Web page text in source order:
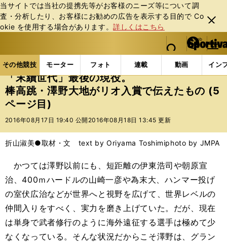
当サイトでは当社の提携先等がお客様のニーズ等について調
査・分析したり、お客様にお勧めの広告を表⽰する⽬的で Co
okie を使⽤する場合があります。詳しくはこちら
閉じ
る
web Sportiva (webスポルティーバ)
検索
マイペ
ー
ジ
メニュ
その他競技 モーター フォト 連載 動画 イン
ス
ポ
ル
テ
ー
バ
その他競技の記事一覧 陸上 「末續世代」最後の現
「末續世代」最後の現役。
棒高跳・澤野大地がリオ入賞で伝えたもの (5
ページ目)
2016年08月17日 19:40 公開 2016年08月18日 13:45 更新
折山淑美●取材・文 text by Oriyama Toshimiphoto by JMPA
かつては澤野以前にも、短距離の伊東浩司や朝原宣
治、400ｍハードルの山崎一彦や為末大、ハンマー投げ
の室伏広治などが世界へと視野を広げて、世界レベルの
仲間入りをすべく、実力を磨き上げていた。だが、現在
は単身で武者修行のように海外遠征する選手は極めて少
なくなっている。そんな状況だからこそ澤野は、グラン